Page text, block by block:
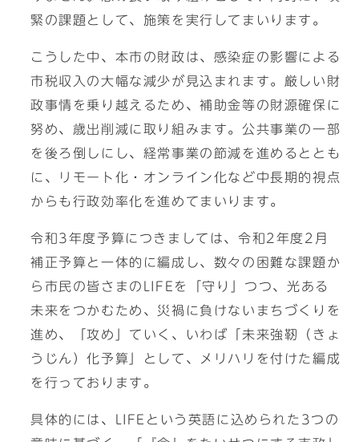
緊の課題として、施策を実行してまいります。
こうした中、本市の財政は、感染症の影響による
市税収入の大幅な減少が見込まれます。厳しい財
政事情を乗り越えるため、補助金等の財源確保に
努め、歳出削減に取り組みます。公共事業の一部
を後ろ倒しにし、経常事業の節減を進めるととも
に、リモート化・オンライン化など中長期的視点
からも行政効率化を進めてまいります。
令和3年度予算につきましては、令和2年度2月
補正予算と一体的に編成し、数々の困難な課題か
ら市民の皆さまのLIFEを「守り」つつ、光ある
未来をつかむため、災禍に負けないまちづくりを
進め、「攻め」ていく、いわば「未来強靭（きょ
うじん）化予算」として、メリハリを付けた編成
を行っております。
具体的には、LIFEという英語に込められた3つの